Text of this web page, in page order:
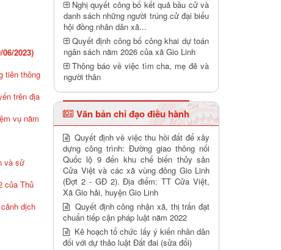
06/2023)
tiên thông
trên địa
vụ năm
và sử
của Thủ
dịch
Nghị quyết công bố kết quả bầu cử và
danh sách những người trúng cử đại biểu
hội đồng nhân dân xã...
Quyết định công bố công khai dự toán
ngân sách năm 2026 của xã Gio Linh
Thông báo về việc tìm cha, mẹ đẻ và
người thân
Văn bản chỉ đạo điều hành
Quyết định về việc thu hồi đất để xây
dựng công trình: Đường giao thông nối
Quốc lộ 9 đến khu chế biến thủy sản
Cửa Việt và các xã vùng đông Gio Linh
(Đợt 2 - GĐ 2). Địa điểm: TT Cửa Việt,
Xã Gio hải, huyện Gio Linh
Quyết định công nhận xã, thị trấn đạt
chuẩn tiếp cận pháp luật năm 2022
Kê hoạch tổ chức lấy ý kiến nhân dân
đối với dự thảo luật Đất đai (sửa đổi)